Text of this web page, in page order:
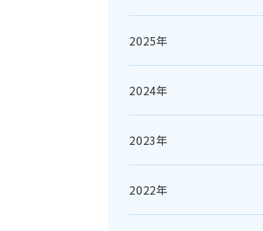
2025年
2024年
2023年
2022年